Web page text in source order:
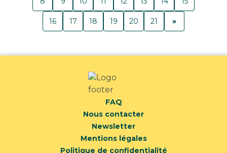
16 17 18 19 20 21 »
FAQ
Nous contacter
Newsletter
Mentions légales
Politique de confidentialité